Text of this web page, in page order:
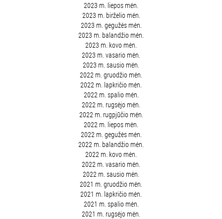
2023 m. liepos mėn.
2023 m. birželio mėn.
2023 m. gegužės mėn.
2023 m. balandžio mėn.
2023 m. kovo mėn.
2023 m. vasario mėn.
2023 m. sausio mėn.
2022 m. gruodžio mėn.
2022 m. lapkričio mėn.
2022 m. spalio mėn.
2022 m. rugsėjo mėn.
2022 m. rugpjūčio mėn.
2022 m. liepos mėn.
2022 m. gegužės mėn.
2022 m. balandžio mėn.
2022 m. kovo mėn.
2022 m. vasario mėn.
2022 m. sausio mėn.
2021 m. gruodžio mėn.
2021 m. lapkričio mėn.
2021 m. spalio mėn.
2021 m. rugsėjo mėn.